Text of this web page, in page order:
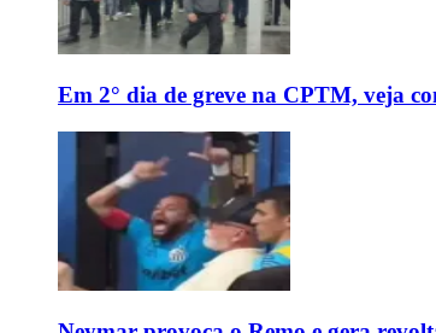
Em 2° dia de greve na CPTM, veja